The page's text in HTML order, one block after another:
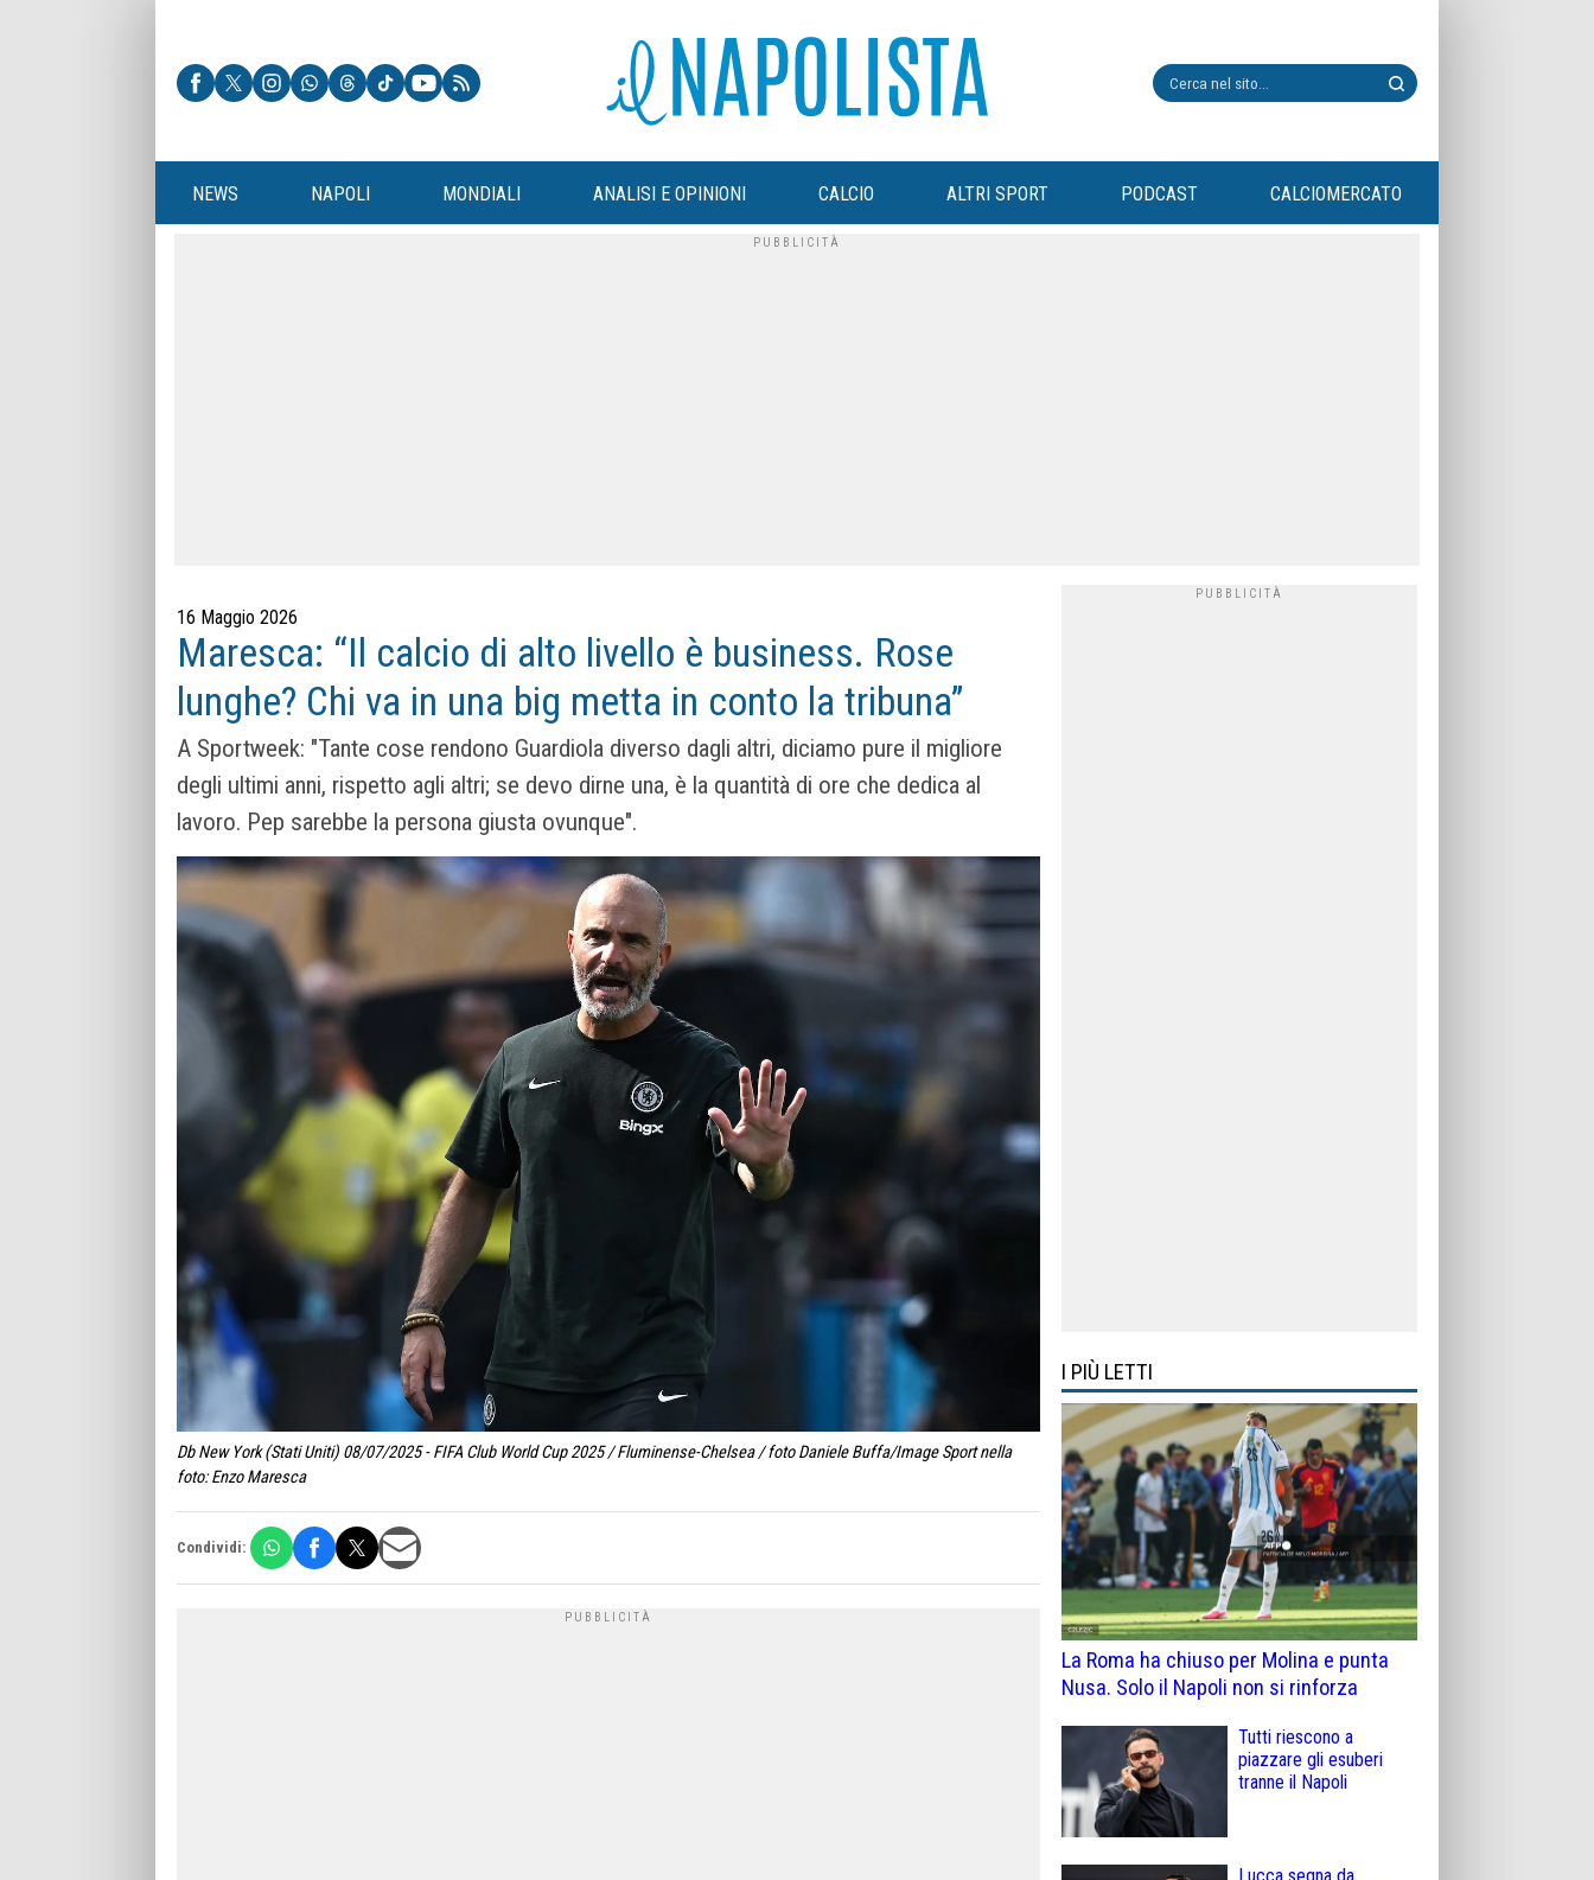
NEWS NAPOLI MONDIALI ANALISI E OPINIONI CALCIO ALTRI SPORT PODCAST CALCIOMERCATO
16 Maggio 2026
Maresca: “Il calcio di alto livello è business. Rose
lunghe? Chi va in una big metta in conto la tribuna”
A Sportweek: "Tante cose rendono Guardiola diverso dagli altri, diciamo pure il migliore
degli ultimi anni, rispetto agli altri; se devo dirne una, è la quantità di ore che dedica al
lavoro. Pep sarebbe la persona giusta ovunque".
Db New York (Stati Uniti) 08/07/2025 - FIFA Club World Cup 2025 / Fluminense-Chelsea / foto Daniele Buffa/Image Sport nella
foto: Enzo Maresca
Condividi:
I PIÙ LETTI
La Roma ha chiuso per Molina e punta
Nusa. Solo il Napoli non si rinforza
Tutti riescono a
piazzare gli esuberi
tranne il Napoli